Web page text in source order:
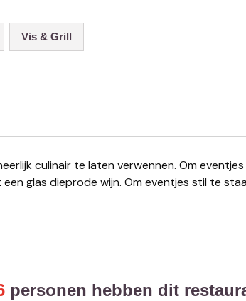
Vis & Grill
glas dieprode wijn. Om eventjes stil te
personen hebben dit